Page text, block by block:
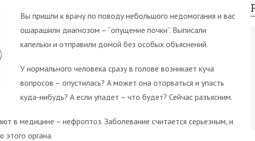
Вы пришли к врачу по поводу небольшого недомогания и вас
ошарашили диагнозом – “опущение почки”. Выписали
капельки и отправили домой без особых объяснений.
У нормального человека сразу в голове возникает куча
вопросов – опустилась? А может она оторваться и упасть
куда-нибудь? А если упадет – что будет? Сейчас разъясним.
в медицине – нефроптоз. Заболевание считается серьезным, и
этого органа.